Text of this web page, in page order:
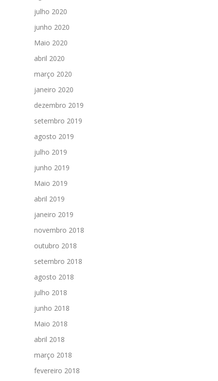
julho 2020
junho 2020
Maio 2020
abril 2020
março 2020
janeiro 2020
dezembro 2019
setembro 2019
agosto 2019
julho 2019
junho 2019
Maio 2019
abril 2019
janeiro 2019
novembro 2018
outubro 2018
setembro 2018
agosto 2018
julho 2018
junho 2018
Maio 2018
abril 2018
março 2018
fevereiro 2018